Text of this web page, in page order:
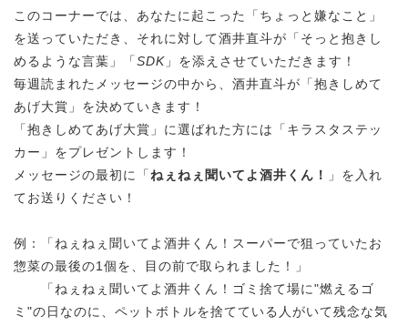
このコーナーでは、あなたに起こった「ちょっと嫌なこと」
を送っていただき、それに対して酒井直斗が「そっと抱きし
めるような言葉」「SDK 」を添えさせていただきます！
毎週読まれたメッセージの中から、酒井直斗が「抱きしめて
あげ大賞」を決めていきます！
「抱きしめてあげ大賞」に選ばれた方には「キラスタステッ
カー」をプレゼントします！
メッセージの最初に「ねぇね ぇ聞いてよ酒井くん！
」を入れ
てお送りください！
例：「ねぇねぇ聞いてよ酒井くん！スーパーで狙っていたお
惣菜の最後の1個を、目の前で取られました！」
「ねぇねぇ聞いてよ酒井くん！ゴミ捨て場に"燃えるゴ
ミ"の日なのに、ペットボトルを捨てている人がいて残念な気